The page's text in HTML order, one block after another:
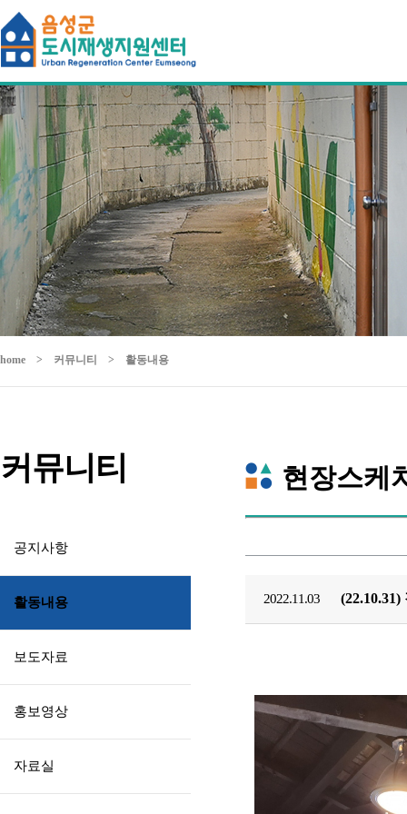
home > 커뮤니티 > 활동내용
커뮤니티
공지사항
활동내용
보도자료
홍보영상
자료실
현장스케
2022.11.03